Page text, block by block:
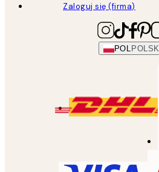
Zaloguj się (firma)
POL POLSKI